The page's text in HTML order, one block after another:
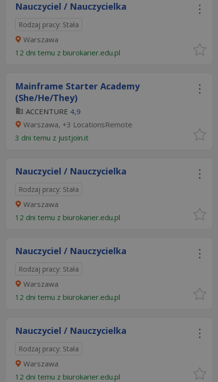
Nauczyciel / Nauczycielka
Rodzaj pracy: Stała
Warszawa
12 dni temu z biurokarier.edu.pl
Mainframe Starter Academy
(She/He/They)
ACCENTURE 4,9
Warszawa, +3 LocationsRemote
3 dni temu z justjoin.it
Nauczyciel / Nauczycielka
Rodzaj pracy: Stała
Warszawa
12 dni temu z biurokarier.edu.pl
Nauczyciel / Nauczycielka
Rodzaj pracy: Stała
Warszawa
12 dni temu z biurokarier.edu.pl
Nauczyciel / Nauczycielka
Rodzaj pracy: Stała
Warszawa
12 dni temu z biurokarier.edu.pl